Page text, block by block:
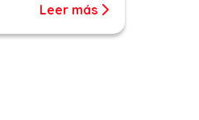
Leer más